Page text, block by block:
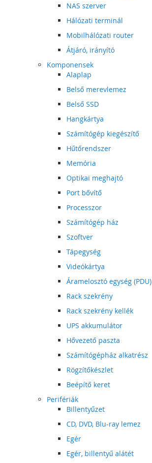
NAS szerver
Hálózati terminál
Mobilhálózati router
Átjáró, irányító
Komponensek
Alaplap
Belső merevlemez
Belső SSD
Hangkártya
Számítógép kiegészítő
Hűtőrendszer
Memória
Optikai meghajtó
Port bővítő
Processzor
Számítógép ház
Szoftver
Tápegység
Videókártya
Áramelosztó egység (PDU)
Rack szekrény
Rack szekrény kellék
UPS akkumulátor
Hővezető paszta
Számítógépház alkatrész
Rögzítőkészlet
Beépítő keret
Perifériák
Billentyűzet
CD, DVD, Blu-ray lemez
Egér
Egér, billentyű alátét